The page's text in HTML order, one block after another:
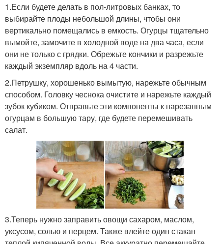
1.Если будете делать в пол-литровых банках, то
выбирайте плоды небольшой длины, чтобы они
вертикально помещались в емкость. Огурцы тщательно
вымойте, замочите в холодной воде на два часа, если
они не только с грядки. Обрежьте кончики и разрежьте
каждый экземпляр вдоль на 4 части.
2.Петрушку, хорошенько вымытую, нарежьте обычным
способом. Головку чеснока очистите и нарежьте каждый
зубок кубиком. Отправьте эти компоненты к нарезанным
огурцам в большую тару, где будете перемешивать
салат.
3.Теперь нужно заправить овощи сахаром, маслом,
уксусом, солью и перцем. Также влейте один стакан